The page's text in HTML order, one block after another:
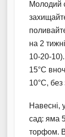
Молодий
на 2
10-20-
15°C
10°C, без
Навесні,
сад: яма
торфом.